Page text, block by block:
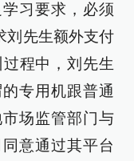
习要求，必须
刘先生额外支付
程中，刘先生
专用机跟普通
场监管部门与
意通过其平台